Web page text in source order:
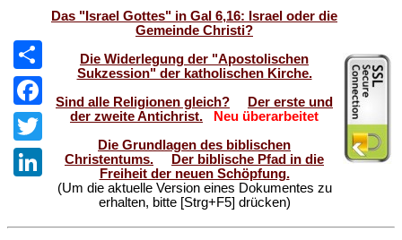
Share
Facebook
Twitter
LinkedIn
Das "Israel Gottes" in Gal 6,16: Israel oder die
Gemeinde Christi?
Die Widerlegung der "Apostolischen
Sukzession" der katholischen Kirche.
Sind alle Religionen gleich?
Der erste und
der zweite Antichrist.
Neu überarbeitet
Die Grundlagen des biblischen
Christentums.
Der biblische Pfad in die
Freiheit der neuen Schöpfung.
(Um die aktuelle Version eines Dokumentes zu
erhalten, bitte [Strg+F5] drücken)